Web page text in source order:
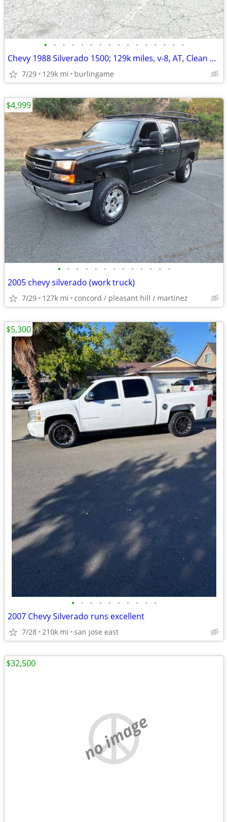
• • • • • • • • • • • • • • • •
Chevy 1988 Silverado 1500; 129k miles, v-8, AT, Clean Title, 2027 reg
7/29 129k mi burlingame
• • • • • • • • • • • • •
2005 chevy silverado (work truck)
7/29 127k mi concord / pleasant hill / martinez
$4,999
• • • • • • • • • •
2007 Chevy Silverado runs excellent
7/28 210k mi san jose east
$5,300
no image
$32,500